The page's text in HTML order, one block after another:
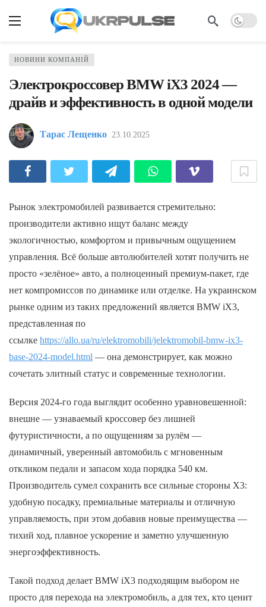
НОВИНИ КОМПАНІЙ
Электрокроссовер BMW iX3 2024 —
драйв и эффективность в одной модели
Тарас Лещенко 23.10.2025
Рынок электромобилей развивается стремительно:
производители активно ищут баланс между
экологичностью, комфортом и привычным ощущением
управления. Всё больше автолюбителей хотят получить не
просто «зелёное» авто, а полноценный премиум-пакет, где
нет компромиссов по динамике или отделке. На украинском
рынке одним из таких предложений является BMW iX3,
представленная по
ссылке https://allo.ua/ru/elektromobili/jelektromobil-bmw-ix3-
base-2024-model.html — она демонстрирует, как можно
сочетать элитный статус и современные технологии.
Версия 2024-го года выглядит особенно уравновешенной:
внешне — узнаваемый кроссовер без лишней
футуристичности, а по ощущениям за рулём —
динамичный, уверенный автомобиль с мгновенным
откликом педали и запасом хода порядка 540 км.
Производитель сумел сохранить все сильные стороны X3:
удобную посадку, премиальные материалы и отличную
управляемость, при этом добавив новые преимущества —
тихий ход, плавное ускорение и заметно улучшенную
энергоэффективность.
Такой подход делает BMW iX3 подходящим выбором не
просто для перехода на электромобиль, а для тех, кто ценит